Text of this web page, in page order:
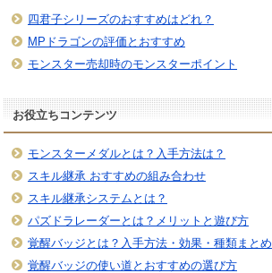
四君子シリーズのおすすめはどれ？
MPドラゴンの評価とおすすめ
モンスター売却時のモンスターポイント
お役立ちコンテンツ
モンスターメダルとは？入手方法は？
スキル継承 おすすめの組み合わせ
スキル継承システムとは？
パズドラレーダーとは？メリットと遊び方
覚醒バッジとは？入手方法・効果・種類まとめ
覚醒バッジの使い道とおすすめの選び方